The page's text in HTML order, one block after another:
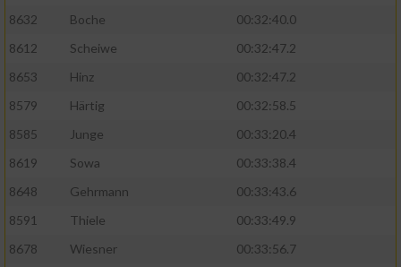
8632 Boche
00:32:40.0
8612
Scheiwe
00:32:47.2
8653
Hinz
00:32:47.2
8579
Härtig
00:32:58.5
8585
Junge
00:33:20.4
8619
Sowa
00:33:38.4
8648
Gehrmann
00:33:43.6
8591
Thiele
00:33:49.9
8678
Wiesner
00:33:56.7